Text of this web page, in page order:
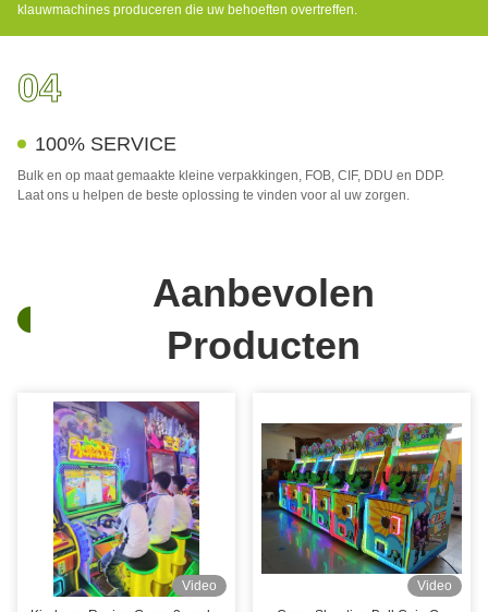
klauwmachines produceren die uw behoeften overtreffen.
04
100% SERVICE
Bulk en op maat gemaakte kleine verpakkingen, FOB, CIF, DDU en DDP.
Laat ons u helpen de beste oplossing te vinden voor al uw zorgen.
Aanbevolen
Producten
Video
Video